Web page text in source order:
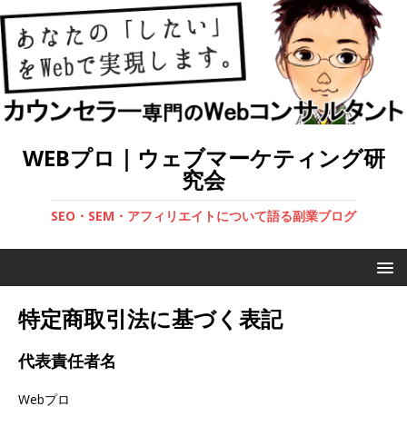
WEBプロ｜ウェブマーケティング研
究会
SEO・SEM・アフィリエイトについて語る副業ブログ
特定商取引法に基づく表記
代表責任者名
Webプロ